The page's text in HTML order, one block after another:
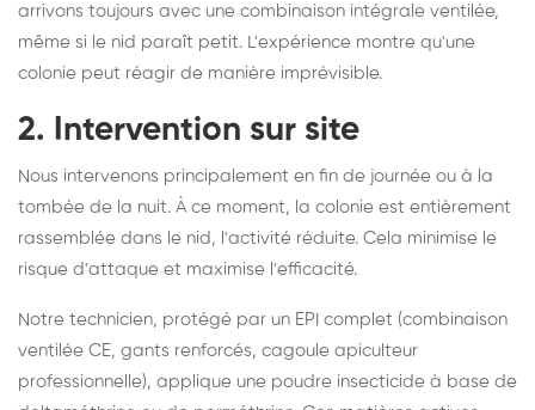
arrivons toujours avec une combinaison intégrale ventilée,
même si le nid paraît petit. L'expérience montre qu'une
colonie peut réagir de manière imprévisible.
2. Intervention sur site
Nous intervenons principalement en fin de journée ou à la
tombée de la nuit. À ce moment, la colonie est entièrement
rassemblée dans le nid, l'activité réduite. Cela minimise le
risque d'attaque et maximise l'efficacité.
Notre technicien, protégé par un EPI complet (combinaison
ventilée CE, gants renforcés, cagoule apiculteur
professionnelle), applique une poudre insecticide à base de